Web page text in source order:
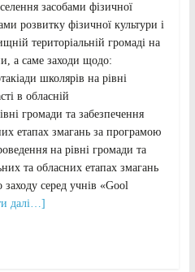
засобами фізичної
розвитку фізичної культури і
територіальній громаді на
а саме заходи щодо:
школярів на рівні
в обласній
громади та забезпечення
етапах змагань за програмою
на рівні громади та
та обласних етапах змагань
заходу серед учнів «Gool
далі…]